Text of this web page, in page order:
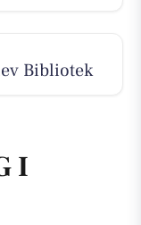
Bibliotek
I